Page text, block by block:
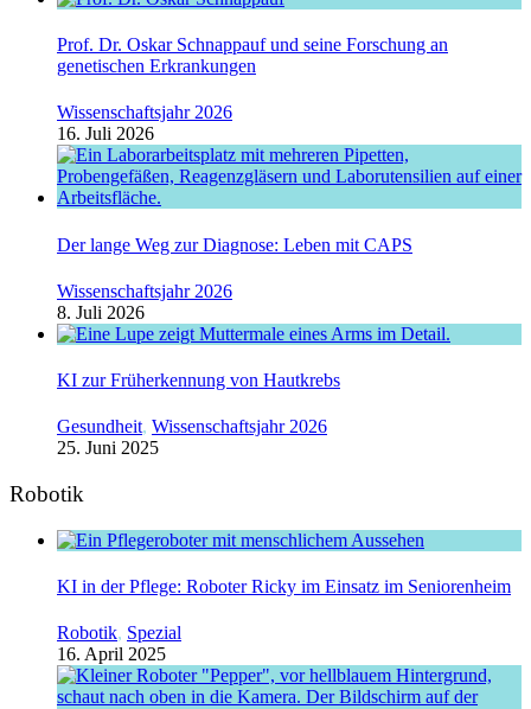
Prof. Dr. Oskar Schnappauf und seine Forschung an
genetischen Erkrankungen
Wissenschaftsjahr 2026
16. Juli 2026
Der lange Weg zur Diagnose: Leben mit CAPS
Wissenschaftsjahr 2026
8. Juli 2026
KI zur Früherkennung von Hautkrebs
Gesundheit, Wissenschaftsjahr 2026
25. Juni 2025
Robotik
KI in der Pflege: Roboter Ricky im Einsatz im Seniorenheim
Robotik, Spezial
16. April 2025